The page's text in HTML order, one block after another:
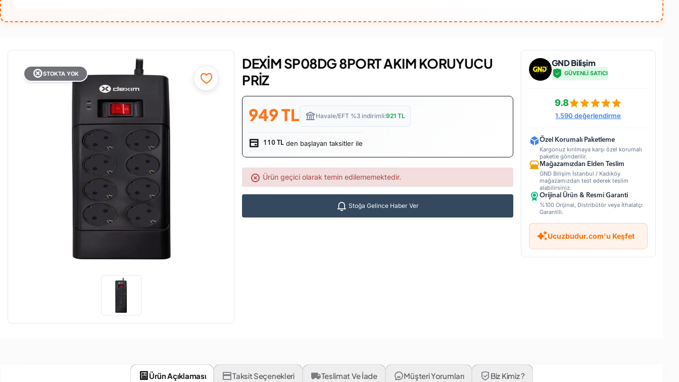
STOKTA YOK
DEXİM SP08DG 8PORT AKIM KORUYUCU
PRİZ
949TL Havale/EFT %3 indirimli:921 TL
110 TL den başlayan taksitler ile
Ürün geçici olarak temin edilememektedir.
Stoğa Gelince Haber Ver
GND Bilişim
GÜVENLİ SATICI
9.8
1.590 değerlendirme
Özel Korumalı Paketleme
Kargonuz kırılmaya karşı özel korumalı
paketle gönderilir.
Mağazamızdan Elden Teslim
GND Bilişim İstanbul / Kadıköy
mağazamızdan test ederek teslim
alabilirsiniz.
Orijinal Ürün & Resmi Garanti
%100 Orijinal, Distribütör veya İthalatçı
Garantili.
Ucuzbudur.com'u Keşfet
Ürün Açıklaması Taksit Seçenekleri Teslimat Ve İade Müşteri Yorumları Biz Kimiz ?